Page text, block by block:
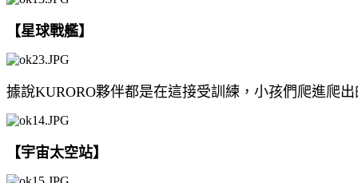
【星球戰艦】
據說KURORO夥伴都是在這接受訓練，小孩們爬進爬
【宇宙太空站】